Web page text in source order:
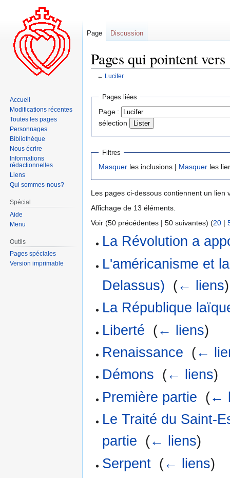
Pages qui pointent
← Lucifer
Aller
navigation
Aller
recherche
Pages liées
Page :
sélection
Filtres
Masquer les inclusions | Masquer les
Les pages ci-dessous contiennent un lien
Affichage de 13 éléments.
Voir (50 précédentes | 50 suivantes) (20 |
La Révolution a
L'américanisme et
Delassus) (← liens)
La République
Liberté (← liens)
Renaissance (←
Démons (← liens)
Première partie (←
Le Traité du Saint-
partie (← liens)
Serpent (← liens)
Page Discussion
Accueil
Modifications récentes
Toutes les pages
Personnages
Bibliothèque
Nous écrire
Informations
rédactionnelles
Liens
Qui sommes-nous?
Spécial
Aide
Menu
Outils
Pages spéciales
Version imprimable